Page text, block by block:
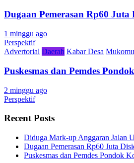
Dugaan Pemerasan Rp60
1 minggu ago
Perspektif
Advertorial Daerah Kabar Desa
Puskesmas dan Pemdes
2 minggu ago
Perspektif
Recent Posts
Diduga Mark-up Anggaran Jalan
Dugaan Pemerasan Rp60 Juta
Puskesmas dan Pemdes Pondok